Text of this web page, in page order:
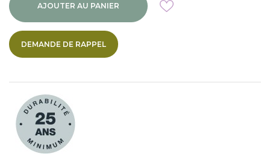
AJOUTER AU PANIER
DEMANDE DE RAPPEL